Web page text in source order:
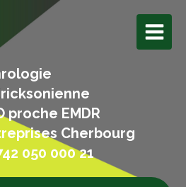
proche EMDR
Cherbourg
050 000 21